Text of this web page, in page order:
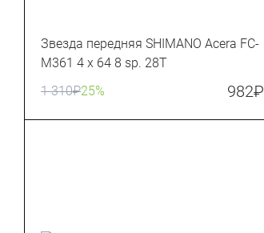
Звезда передняя SHIMANO Acera FC-
M361 4 x 64 8 sp. 28T
1 310₽25% 982₽